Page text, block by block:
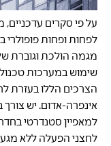
על פי סקרים
לפחות ופחות
מגמה הולכת וגוברת
הצרכים הללו בעזרת
אינפרה-אדום. יש
למאפיין סטנדרטי
לחצני הפעלה ללא מגע